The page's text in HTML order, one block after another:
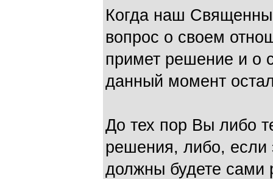
Когда наш
вопрос о своем
примет решение и о
данный момент
До тех пор Вы либо
решения, либо,
должны будете сами